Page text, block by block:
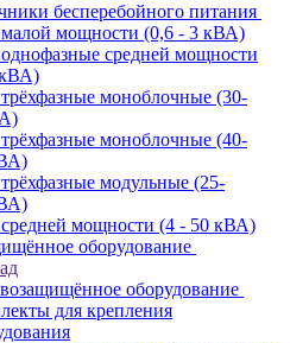
бесперебойного питания
мощности (0,6 - 3 кВА)
средней мощности
моноблочные (30-
моноблочные (40-
модульные (25-
мощности (4 - 50 кВА)
оборудование
оборудование
для крепления